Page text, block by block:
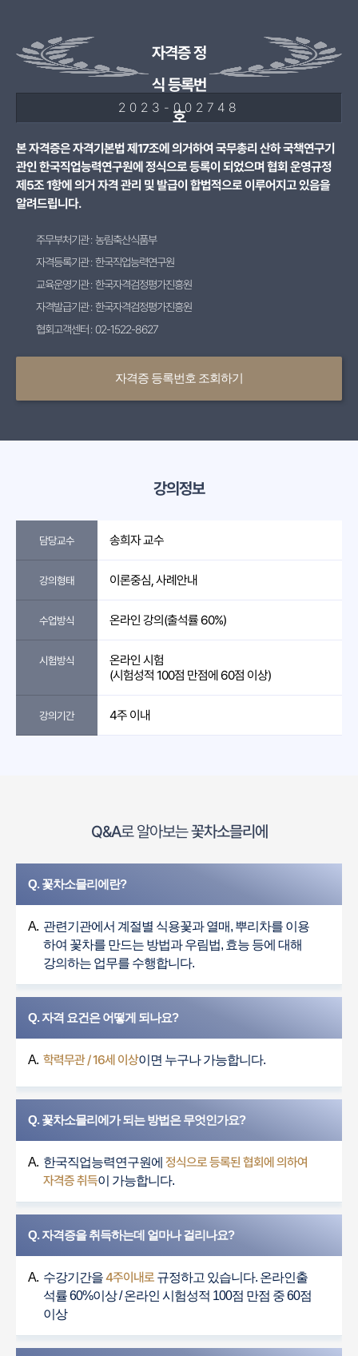
자격증 정
식 등록번
호
2023-002748
본 자격증은 자격기본법 제17조에 의거하여 국무총리 산하 국책연구기
관인 한국직업능력연구원에 정식으로 등록이 되었으며 협회 운영규정
제5조 1항에 의거 자격 관리 및 발급이 합법적으로 이루어지고 있음을
알려드립니다.
주무부처기관 : 농림축산식품부
자격등록기관 : 한국직업능력연구원
교육운영기관 : 한국자격검정평가진흥원
자격발급기관 : 한국자격검정평가진흥원
협회고객센터 : 02-1522-8627
자격증 등록번호 조회하기
강의정보
담당교수 송희자 교수
강의형태 이론중심, 사례안내
수업방식 온라인 강의(출석률 60%)
시험방식
온라인 시험
(시험성적 100점 만점에 60점 이상)
강의기간 4주 이내
Q&A로 알아보는꽃차소믈리에
Q. 꽃차소믈리에란?
A. 관련기관에서 계절별 식용꽃과 열매, 뿌리차를 이용
하여 꽃차를 만드는 방법과 우림법, 효능 등에 대해
강의하는 업무를 수행합니다.
Q. 자격 요건은 어떻게 되나요?
A. 학력무관 / 16세 이상이면 누구나 가능합니다.
Q. 꽃차소믈리에가 되는 방법은 무엇인가요?
A. 한국직업능력연구원에 정식으로 등록된 협회에 의하여
자격증 취득이 가능합니다.
Q. 자격증을 취득하는데 얼마나 걸리나요?
A. 수강기간을4주이내로규정하고 있습니다. 온라인출
석률 60%이상 / 온라인 시험성적 100점 만점 중 60점
이상